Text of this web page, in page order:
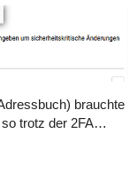
brauchte
so trotz der 2FA…